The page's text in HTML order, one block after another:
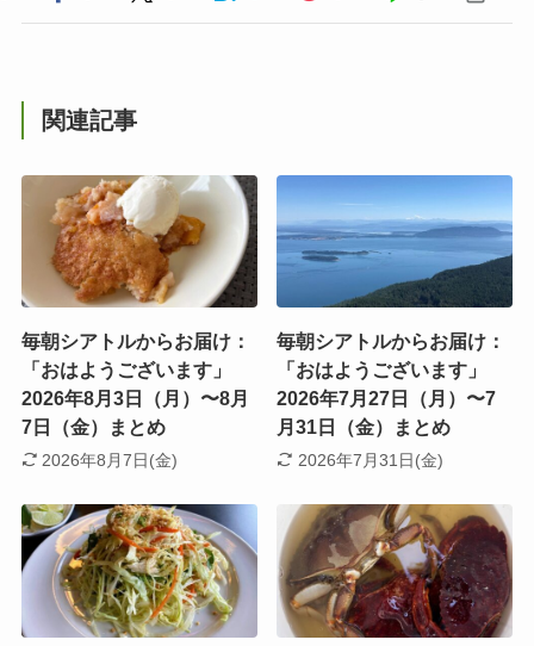
関連記事
毎朝シアトルからお届け：
「おはようございます」
2026年8月3日（月）〜8月
7日（金）まとめ
2026年8月7日(金)
毎朝シアトルからお届け：
「おはようございます」
2026年7月27日（月）〜7
月31日（金）まとめ
2026年7月31日(金)